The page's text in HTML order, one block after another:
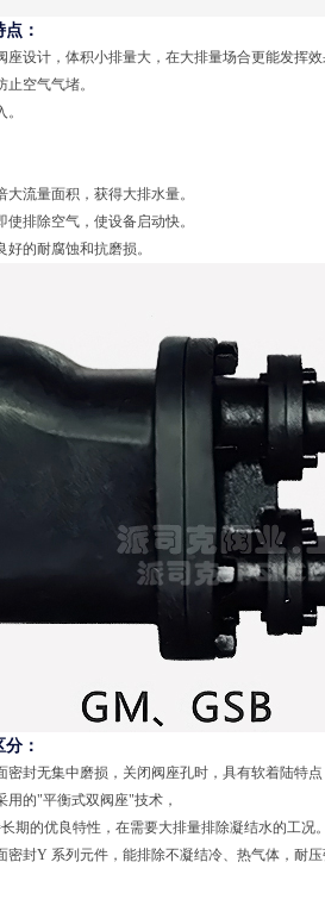
：
座设计，体积小排量大，在大排量场合更能发挥
空气气堵。
流量面积，获得大排水量。
排除空气，使设备启动快。
的耐腐蚀和抗磨损。
：
密封无集中磨损，关闭阀座孔时，具有软着陆特
的"平衡式双阀座"技术，
期的优良特性，在需要大排量排除凝结水的工况
密封Y 系列元件，能排除不凝结冷、热气体，耐